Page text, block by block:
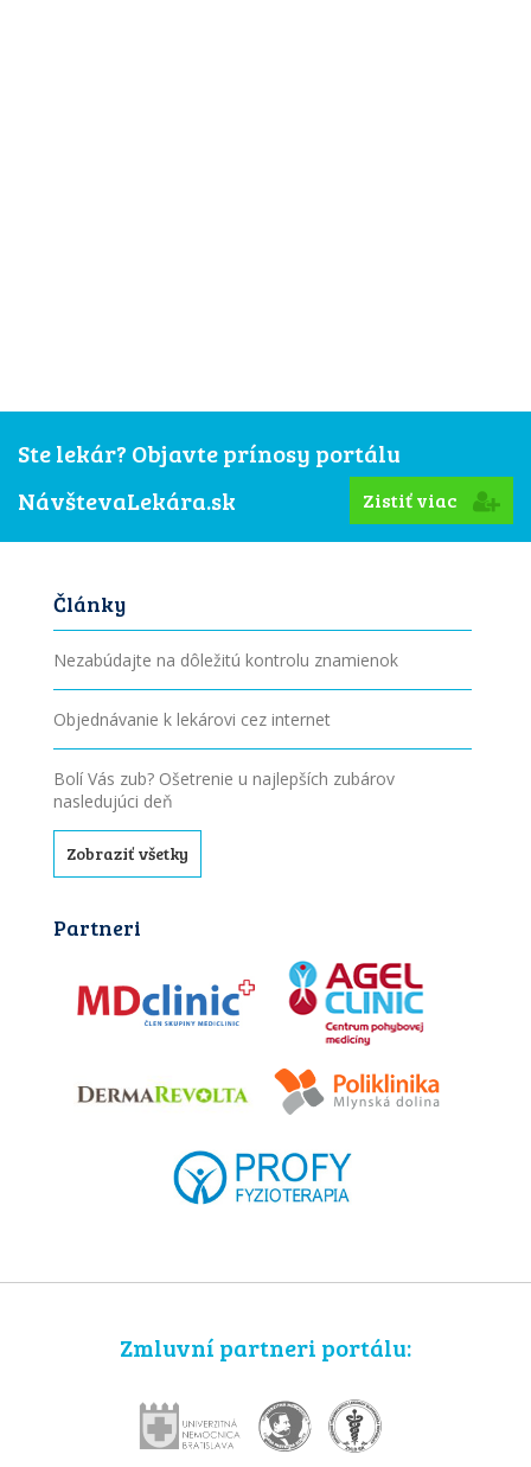
Ste lekár? Objavte prínosy portálu
NávštevaLekára.sk
Zistiť viac
Články
Nezabúdajte na dôležitú kontrolu znamienok
Objednávanie k lekárovi cez internet
Bolí Vás zub? Ošetrenie u najlepších zubárov
nasledujúci deň
Zobraziť všetky
Partneri
Zmluvní partneri portálu: